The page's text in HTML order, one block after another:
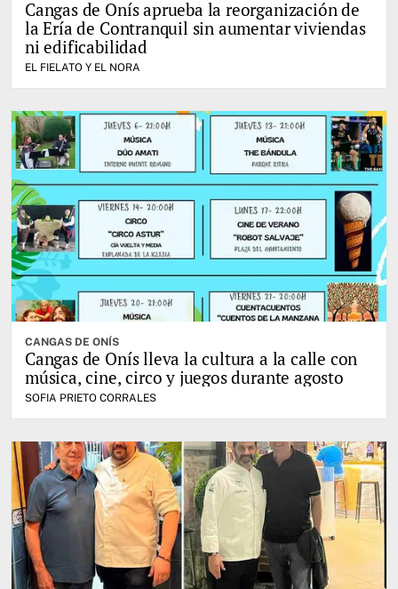
Cangas de Onís aprueba la reorganización de
la Ería de Contranquil sin aumentar viviendas
ni edificabilidad
EL FIELATO Y EL NORA
CANGAS DE ONÍS
Cangas de Onís lleva la cultura a la calle con
música, cine, circo y juegos durante agosto
SOFIA PRIETO CORRALES